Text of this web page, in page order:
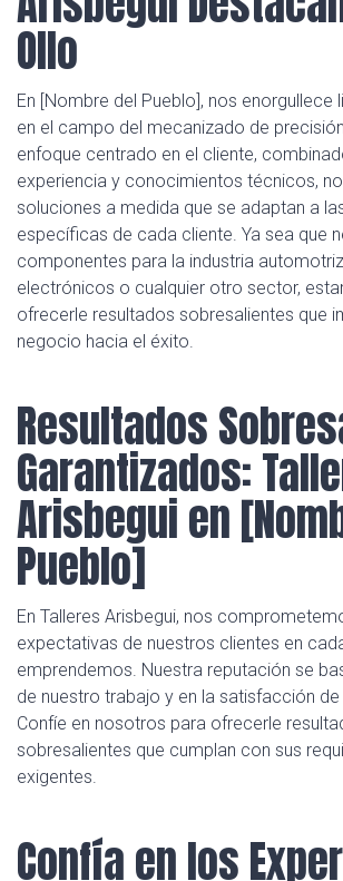
Ollo
En [Nombre del Pueblo], nos enorgullece
en el campo del mecanizado de
enfoque centrado en el cliente,
experiencia y conocimientos técnicos,
soluciones a medida que se adaptan a
específicas de cada cliente. Ya sea que
componentes para la industria
electrónicos o cualquier otro sector,
ofrecerle resultados sobresalientes que
negocio hacia el éxito.
Resultados
Garantizados:
Arisbegui en
Pueblo]
En Talleres Arisbegui, nos
expectativas de nuestros clientes en
emprendemos. Nuestra reputación se
de nuestro trabajo y en la satisfacción de
Confíe en nosotros para ofrecerle
sobresalientes que cumplan con sus
exigentes.
Confía en los